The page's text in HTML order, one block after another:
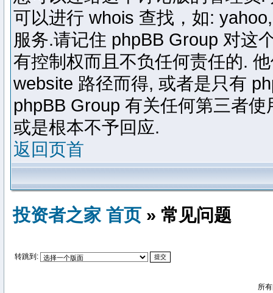
可以进行 whois 查找，如:
服务.请记住 phpBB Group 对这
有控制权而且不负任何责任的.
website 路径而得, 或者是只有
phpBB Group 有关任何第三者
或是根本不予回应.
返回页首
投资者之家 首页 » 常见问题
转跳到:
所